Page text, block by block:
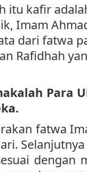
itu kafir
Imam
dari fatwa
Rafidhah
Para
fatwa
dengan